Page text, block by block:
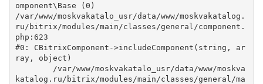
omponent\Base (0)
/var/www/moskvakatalo_usr/data/www/moskvakatalog.
ru/bitrix/modules/main/classes/general/component.
php:623
#0: CBitrixComponent->includeComponent(string, ar
ray, object)
katalog.ru/bitrix/modules/main/classes/general/ma